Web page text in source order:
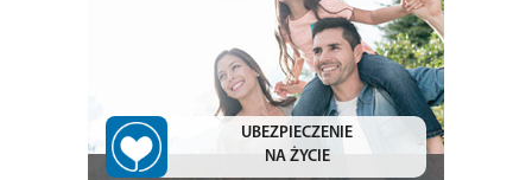
UBEZPIECZENIE
NA ŻYCIE